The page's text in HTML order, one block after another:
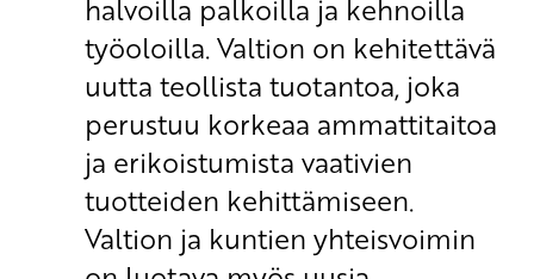
halvoilla palkoilla ja kehnoilla
työoloilla. Valtion on kehitettävä
uutta teollista tuotantoa, joka
perustuu korkeaa ammattitaitoa
ja erikoistumista vaativien
tuotteiden kehittämiseen.
Valtion ja kuntien yhteisvoimin